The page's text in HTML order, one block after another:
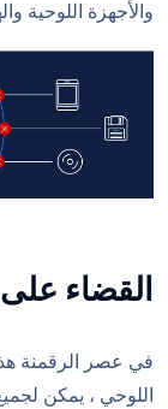
والأجهزة اللوحية
القضاء
اللوحي ، يمكن